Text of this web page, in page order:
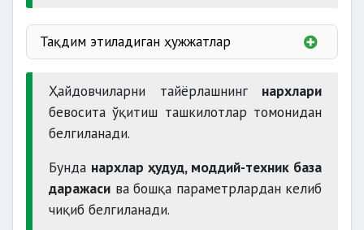
18
ёшга;
21 ёшга
Тақдим этиладиган ҳужжатлар
йўлланмаси
тиббий маълумотнома
Ҳайдовчиларни тайёрлашнинг нархлари
бевосита ўқитиш ташкилотлар томонидан
белгиланади.
Бунда нархлар ҳудуд, моддий-техник база
даражаси ва бошқа параметрлардан келиб
чиқиб белгиланади.